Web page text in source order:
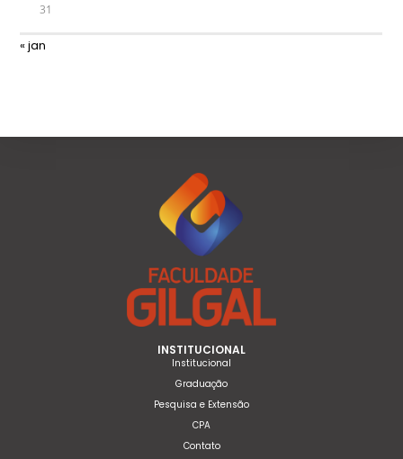
31
« jan
INSTITUCIONAL
Institucional
Graduação
Pesquisa e Extensão
CPA
Contato